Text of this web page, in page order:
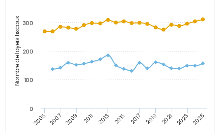
Nombre de foyers fiscaux
2005 2007 2009 2011 2013 2015 2017 2019 2021 2023 2025
0
100
200
300